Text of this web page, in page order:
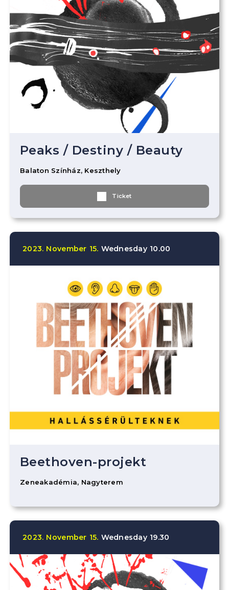
Peaks /Destiny /Beauty
Balaton Színház, Keszthely
Ticket
2023. November 15. Wednesday 10.00
Beethoven-projekt
Zeneakadémia, Nagyterem
2023. November 15. Wednesday 19.30